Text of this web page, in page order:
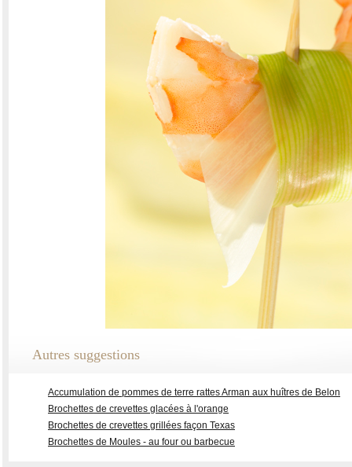
Autres suggestions
Accumulation de pommes de terre rattes Arman aux huîtres de Belon
Brochettes de crevettes glacées à l'orange
Brochettes de crevettes grillées façon Texas
Brochettes de Moules - au four ou barbecue